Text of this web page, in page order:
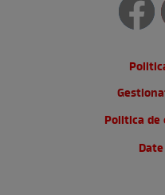
Politica